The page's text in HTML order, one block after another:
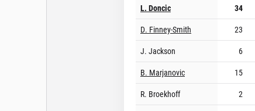
L. Doncic
34
D. Finney-Smith
23
J. Jackson
6
B. Marjanovic
15
R. Broekhoff
2